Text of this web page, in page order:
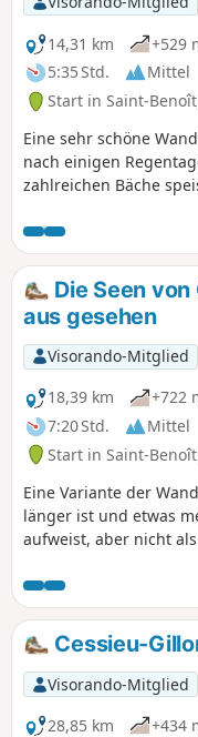
14,31 km
+529
5:35 Std.
Mittel
Start in Saint-
Eine sehr schöne
nach einigen
zahlreichen Bäche
daher sollten Sie in
Verfassung sein.
Die Seen
aus gesehen
Visorando-Mitglied
18,39 km
+722
7:20 Std.
Mittel
Start in Saint-
Eine Variante der
länger ist und etwas
aufweist, aber nicht
und mit etwas Glück
der Wanderung
Cessieu-
Visorando-Mitglied
28,85 km
+434